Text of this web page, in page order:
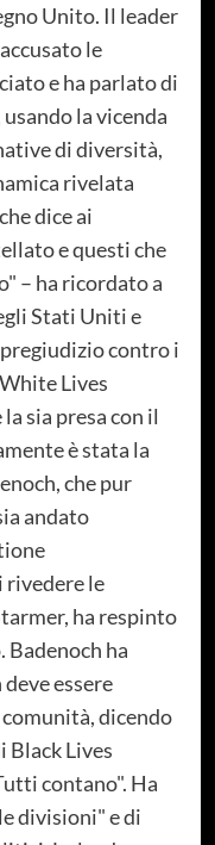
Unito. Il leader
le
e ha parlato di
la vicenda
di diversità,
rivelata
dice ai
e questi che
– ha ricordato a
Stati Uniti e
contro i
Lives
sia presa con il
è stata la
che pur
andato
rivedere le
ha respinto
ha
essere
dicendo
Black Lives
contano". Ha
divisioni" e di